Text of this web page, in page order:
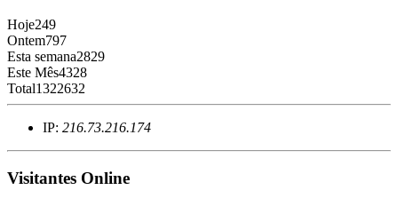
Hoje249
Ontem797
Esta semana2829
Este Mês4328
Total1322632
IP: 216.73.216.174
Visitantes Online